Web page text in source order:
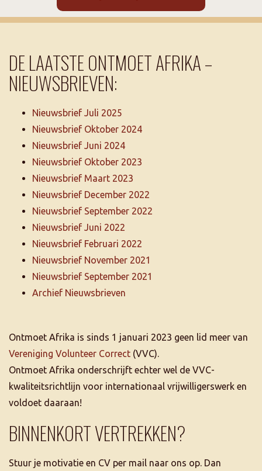
DE LAATSTE ONTMOET AFRIKA –
NIEUWSBRIEVEN:
Nieuwsbrief Juli 2025
Nieuwsbrief Oktober 2024
Nieuwsbrief Juni 2024
Nieuwsbrief Oktober 2023
Nieuwsbrief Maart 2023
Nieuwsbrief December 2022
Nieuwsbrief September 2022
Nieuwsbrief Juni 2022
Nieuwsbrief Februari 2022
Nieuwsbrief November 2021
Nieuwsbrief September 2021
Archief Nieuwsbrieven
Ontmoet Afrika is sinds 1 januari 2023 geen lid meer van
Vereniging Volunteer Correct (VVC).
Ontmoet Afrika onderschrijft echter wel de VVC-
kwaliteitsrichtlijn voor internationaal vrijwilligerswerk en
voldoet daaraan!
BINNENKORT VERTREKKEN?
Stuur je motivatie en CV per mail naar ons op. Dan